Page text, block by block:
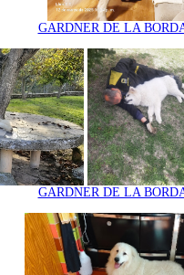
GARDNER DE LA
GARDNER DE LA